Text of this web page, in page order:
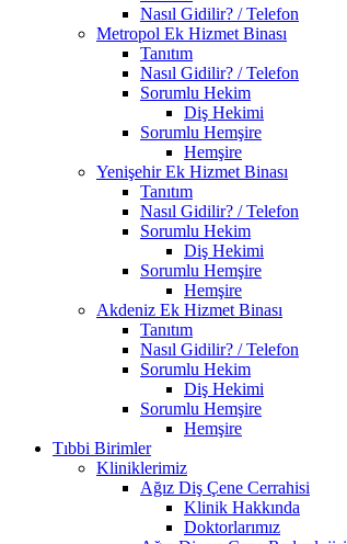
Nasıl Gidilir? / Telefon
Metropol Ek Hizmet Binası
Tanıtım
Nasıl Gidilir? / Telefon
Sorumlu Hekim
Diş Hekimi
Sorumlu Hemşire
Hemşire
Yenişehir Ek Hizmet Binası
Tanıtım
Nasıl Gidilir? / Telefon
Sorumlu Hekim
Diş Hekimi
Sorumlu Hemşire
Hemşire
Akdeniz Ek Hizmet Binası
Tanıtım
Nasıl Gidilir? / Telefon
Sorumlu Hekim
Diş Hekimi
Sorumlu Hemşire
Hemşire
Tıbbi Birimler
Kliniklerimiz
Ağız Diş Çene Cerrahisi
Klinik Hakkında
Doktorlarımız